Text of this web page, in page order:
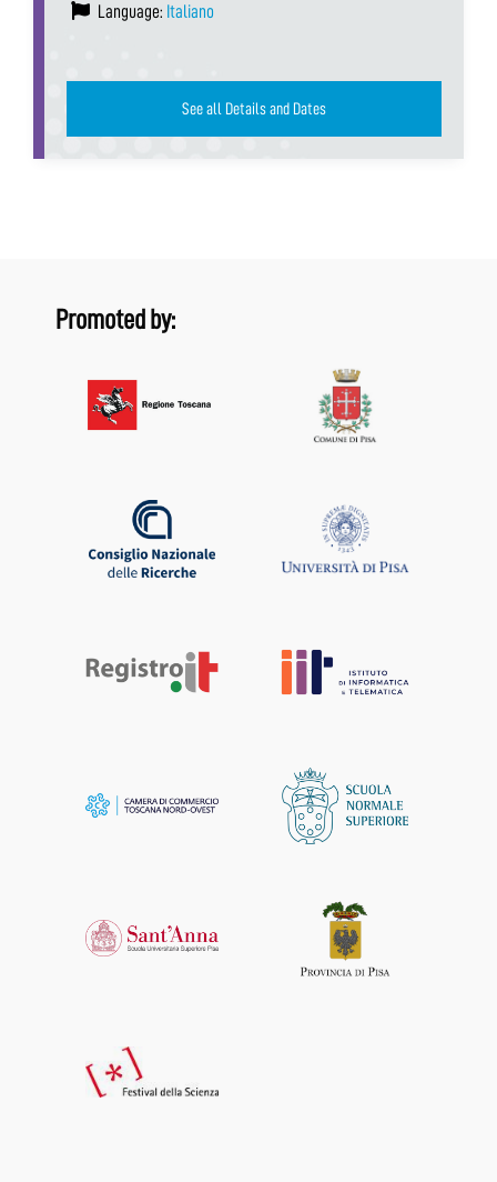
Language: Italiano
See all Details and Dates
Promoted by: